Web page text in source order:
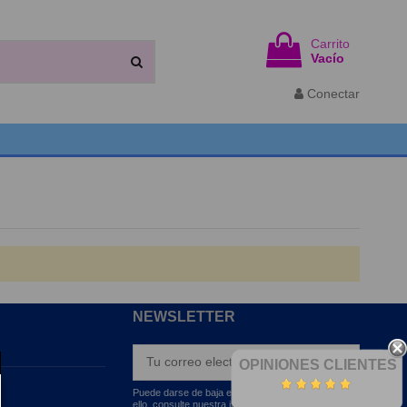
Carrito
Vacío
Conectar
OPINIONES CLIENTES
NEWSLETTER
Puede darse de baja en cualquier momento. Para
ello, consulte nuestra información de contacto en